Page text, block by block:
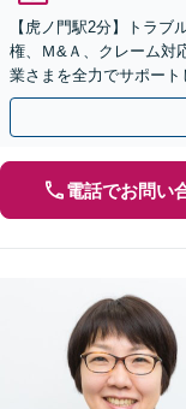
【虎ノ門駅2分】トラ
権、Ｍ&Ａ、クレーム対
業さまを全力でサポー
売業／ＩＴ／美容院など
電話でお問い